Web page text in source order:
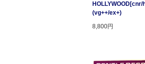
(vg++/ex+)
8,800円